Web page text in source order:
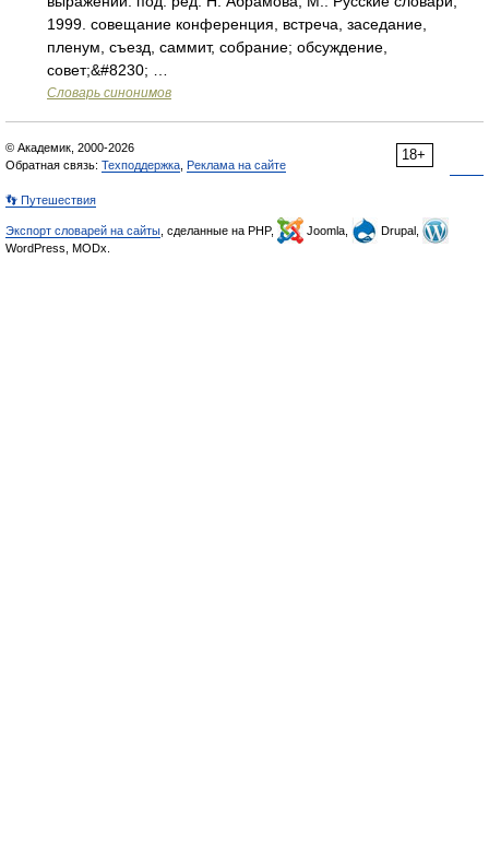
1999. совещание конференция, встреча, заседание,
пленум, съезд, саммит, собрание; обсуждение,
совет;&#8230; …
Словарь синонимов
18+
© Академик, 2000-2026
Обратная связь: Техподдержка Реклама на сайте
👣 Путешествия
Экспорт словарей на сайты , сделанные на PHP, Joomla,
Drupal,
WordPress, MODx.